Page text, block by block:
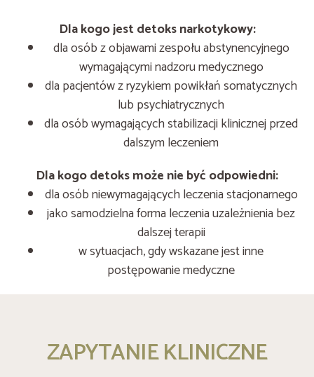
Dla kogo jest detoks narkotykowy:
dla osób z objawami zespołu abstynencyjnego
wymagającymi nadzoru medycznego
dla pacjentów z ryzykiem powikłań somatycznych
lub psychiatrycznych
dla osób wymagających stabilizacji klinicznej przed
dalszym leczeniem
Dla kogo detoks może nie być odpowiedni:
dla osób niewymagających leczenia stacjonarnego
jako samodzielna forma leczenia uzależnienia bez
dalszej terapii
w sytuacjach, gdy wskazane jest inne
postępowanie medyczne
ZAPYTANIE KLINICZNE